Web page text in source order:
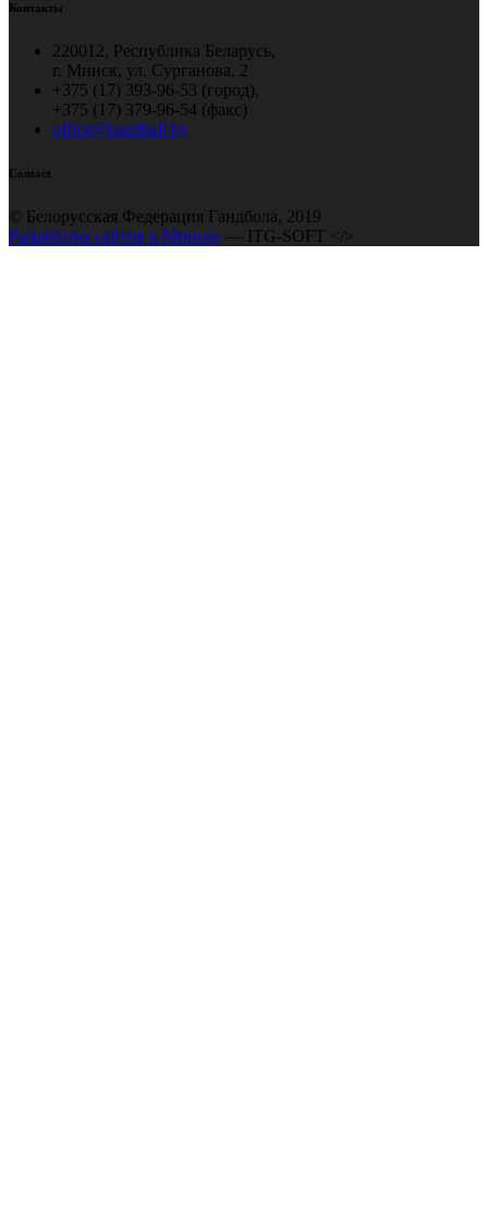
Контакты
220012, Республика Беларусь,
г. Минск, ул. Сурганова, 2
+375 (17) 393-96-53 (город),
+375 (17) 379-96-54 (факс)
office@handball.by
Contact
© Белорусская Федерация Гандбола, 2019
Разработка сайтов в Минске — ITG-SOFT </>